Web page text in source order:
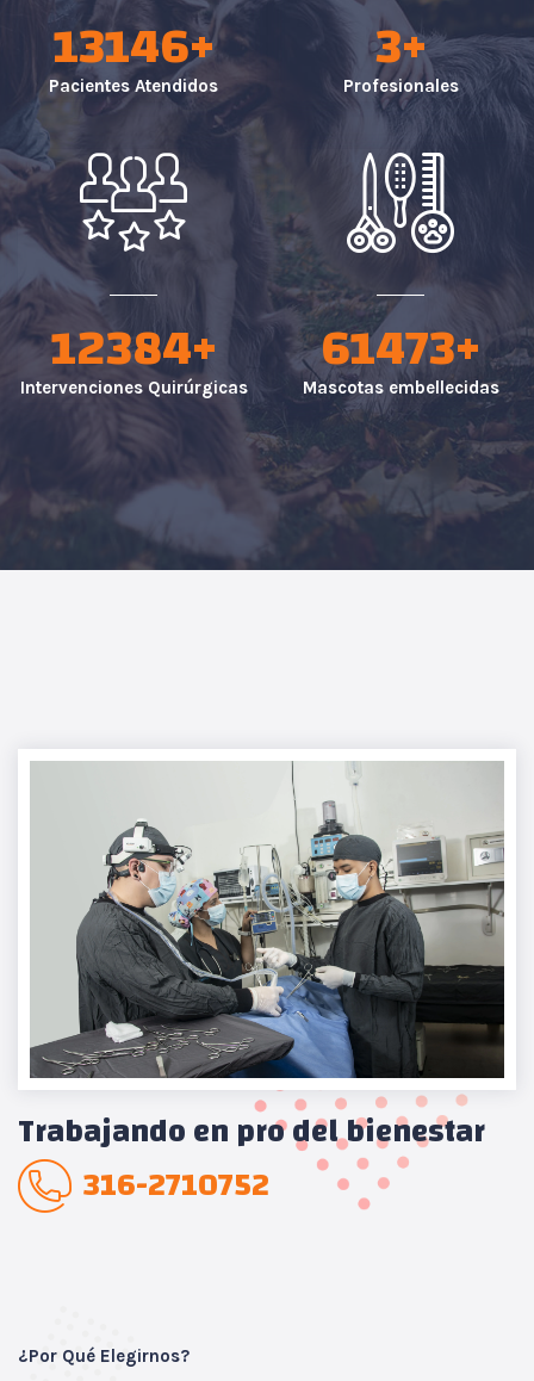
15650+
Pacientes Atendidos 4+
Profesionales
14400+
Intervenciones Quirúrgicas 71480+
Mascotas embellecidas
Trabajando en pro del bienestar
316-2710752
¿Por Qué Elegirnos?